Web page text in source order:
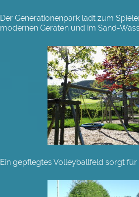
Der Generationenpark lädt zum
modernen Geräten und im Sand-
Ein gepflegtes Volleyballfeld sorgt